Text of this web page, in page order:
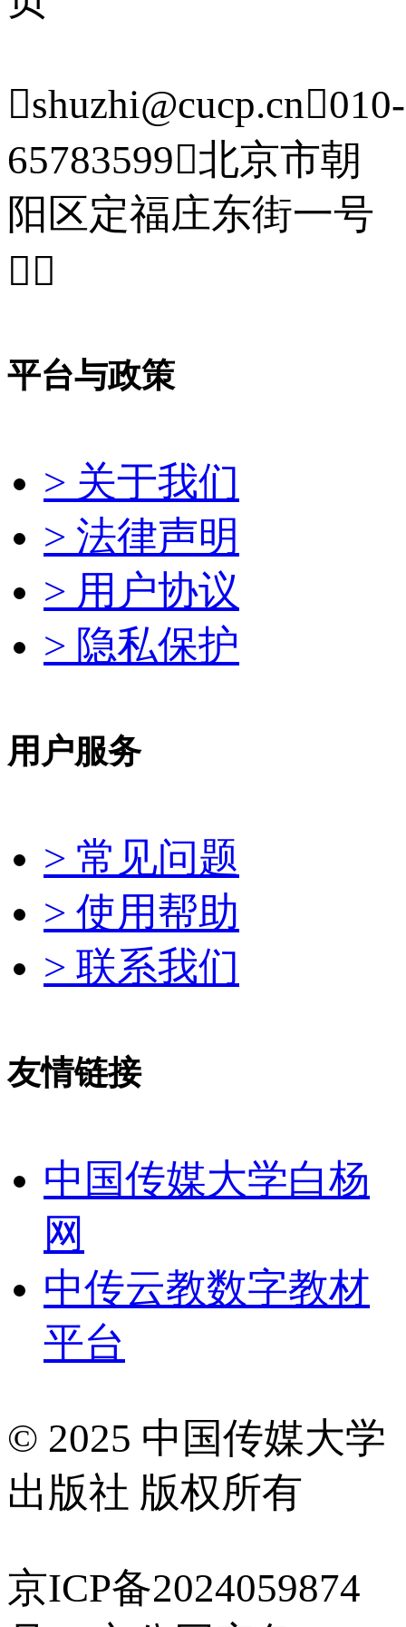
shuzhi@cucp.cn010-
65783599北京市朝
阳区定福庄东街一号

平台与政策
> 关于我们
> 法律声明
> 用户协议
> 隐私保护
用户服务
> 常见问题
> 使用帮助
> 联系我们
友情链接
中国传媒大学白杨
网
中传云教数字教材
平台
© 2025 中国传媒大学
出版社 版权所有
京ICP备2024059874